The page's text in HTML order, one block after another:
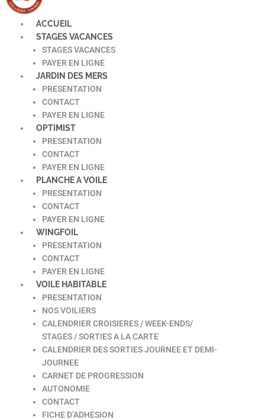
ACCUEIL
STAGES VACANCES
STAGES VACANCES
PAYER EN LIGNE
JARDIN DES MERS
PRESENTATION
CONTACT
PAYER EN LIGNE
OPTIMIST
PRESENTATION
CONTACT
PAYER EN LIGNE
PLANCHE A VOILE
PRESENTATION
CONTACT
PAYER EN LIGNE
WINGFOIL
PRESENTATION
CONTACT
PAYER EN LIGNE
VOILE HABITABLE
PRESENTATION
NOS VOILIERS
CALENDRIER CROISIERES / WEEK-ENDS/
STAGES / SORTIES A LA CARTE
CALENDRIER DES SORTIES JOURNEE ET DEMI-
JOURNEE
CARNET DE PROGRESSION
AUTONOMIE
CONTACT
FICHE D’ADHESION